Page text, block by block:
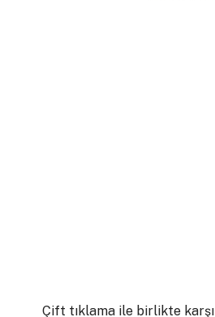
Çift tıklama ile birlikte